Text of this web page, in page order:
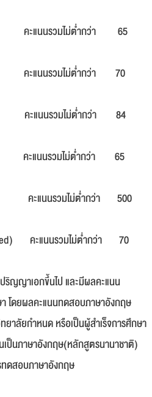
ะแนนรวมไม่ต่ำกว่า 65
แนนรวมไม่ต่ำกว่า 70
รวมไม่ต่ำกว่า 84
รวมไม่ต่ำกว่า 65
คะแนนรวมไม่ต่ำกว่า 500
คะแนนรวมไม่ต่ำกว่า 70
ริญญาเอกขึ้นไป และมีผลคะแนน
โดยผลคะแนนทดสอบภาษาอังกฤษ
าลัยกำหนด หรือเป็นผู้สำเร็จการศึกษา
ป็นภาษาอังกฤษ(หลักสูตรนานาชาติ)
ดสอบภาษาอังกฤษ